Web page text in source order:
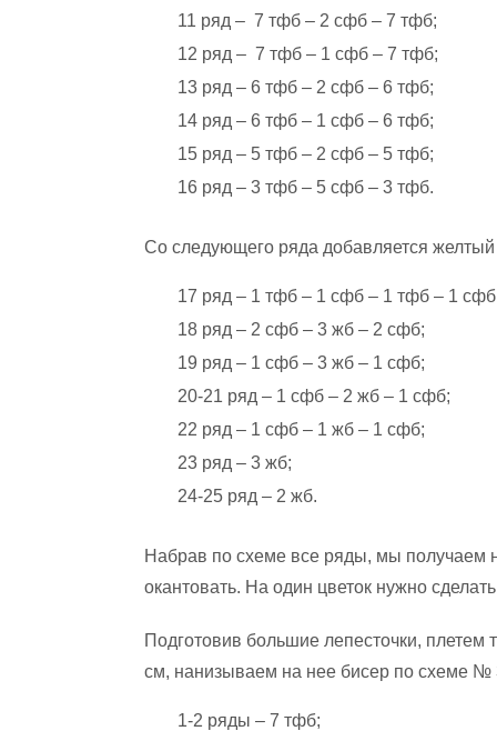
11 ряд – 7 тфб – 2 сфб – 7 тфб;
12 ряд – 7 тфб – 1 сфб – 7 тфб;
13 ряд – 6 тфб – 2 сфб – 6 тфб;
14 ряд – 6 тфб – 1 сфб – 6 тфб;
15 ряд – 5 тфб – 2 сфб – 5 тфб;
16 ряд – 3 тфб – 5 сфб – 3 тфб.
Со следующего ряда добавляется
17 ряд – 1 тфб – 1 сфб – 1 тфб – 1
18 ряд – 2 сфб – 3 жб – 2 сфб;
19 ряд – 1 сфб – 3 жб – 1 сфб;
20-21 ряд – 1 сфб – 2 жб – 1 сфб;
22 ряд – 1 сфб – 1 жб – 1 сфб;
23 ряд – 3 жб;
24-25 ряд – 2 жб.
Набрав по схеме все ряды, мы получаем
окантовать. На один цветок нужно
Подготовив большие лепесточки, плетем
см, нанизываем на нее бисер по схеме №
1-2 ряды – 7 тфб;